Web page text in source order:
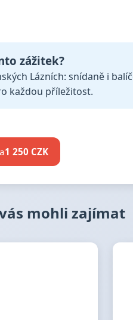
zážitek?
Lázních: snídaně i
každou příležitost.
1 250 CZK
mohli zajímat